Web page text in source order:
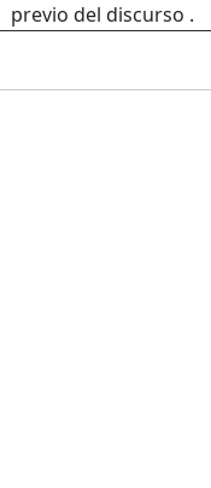
previo del discurso .